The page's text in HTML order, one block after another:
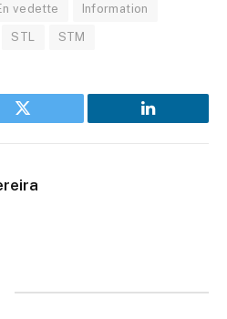
vedette Information
STL STM
Twitter LinkedIn